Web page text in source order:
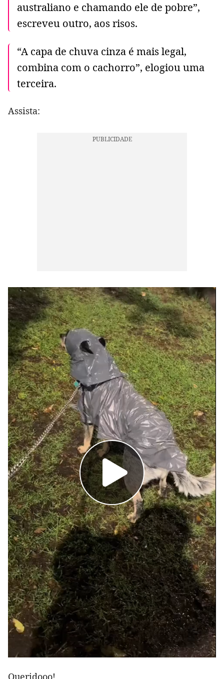
australiano e chamando ele de pobre”,
escreveu outro, aos risos.
“A capa de chuva cinza é mais legal,
combina com o cachorro”, elogiou uma
terceira.
Assista:
Queridooo!